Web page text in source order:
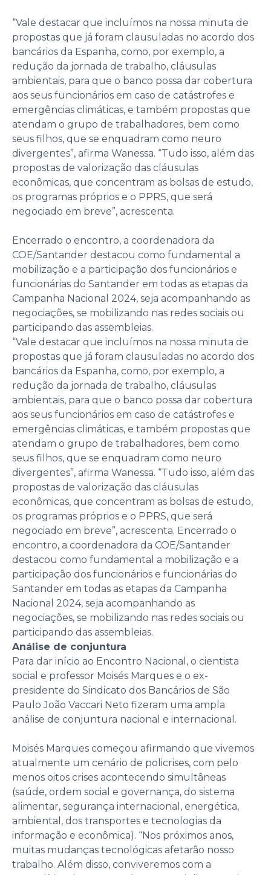
“Vale destacar que incluímos na nossa minuta de
propostas que já foram clausuladas no acordo dos
bancários da Espanha, como, por exemplo, a
redução da jornada de trabalho, cláusulas
ambientais, para que o banco possa dar cobertura
aos seus funcionários em caso de catástrofes e
emergências climáticas, e também propostas que
atendam o grupo de trabalhadores, bem como
seus filhos, que se enquadram como neuro
divergentes”, afirma Wanessa. “Tudo isso, além das
propostas de valorização das cláusulas
econômicas, que concentram as bolsas de estudo,
os programas próprios e o PPRS, que será
negociado em breve”, acrescenta.
Encerrado o encontro, a coordenadora da
COE/Santander destacou como fundamental a
mobilização e a participação dos funcionários e
funcionárias do Santander em todas as etapas da
Campanha Nacional 2024, seja acompanhando as
negociações, se mobilizando nas redes sociais ou
participando das assembleias.
“Vale destacar que incluímos na nossa minuta de
propostas que já foram clausuladas no acordo dos
bancários da Espanha, como, por exemplo, a
redução da jornada de trabalho, cláusulas
ambientais, para que o banco possa dar cobertura
aos seus funcionários em caso de catástrofes e
emergências climáticas, e também propostas que
atendam o grupo de trabalhadores, bem como
seus filhos, que se enquadram como neuro
divergentes”, afirma Wanessa. “Tudo isso, além das
propostas de valorização das cláusulas
econômicas, que concentram as bolsas de estudo,
os programas próprios e o PPRS, que será
negociado em breve”, acrescenta. Encerrado o
encontro, a coordenadora da COE/Santander
destacou como fundamental a mobilização e a
participação dos funcionários e funcionárias do
Santander em todas as etapas da Campanha
Nacional 2024, seja acompanhando as
negociações, se mobilizando nas redes sociais ou
participando das assembleias.
Análise de conjuntura
Para dar início ao Encontro Nacional, o cientista
social e professor Moisés Marques e o ex-
presidente do Sindicato dos Bancários de São
Paulo João Vaccari Neto fizeram uma ampla
análise de conjuntura nacional e internacional.
Moisés Marques começou afirmando que vivemos
atualmente um cenário de policrises, com pelo
menos oitos crises acontecendo simultâneas
(saúde, ordem social e governança, do sistema
alimentar, segurança internacional, energética,
ambiental, dos transportes e tecnologias da
informação e econômica). “Nos próximos anos,
muitas mudanças tecnológicas afetarão nosso
trabalho. Além disso, conviveremos com a